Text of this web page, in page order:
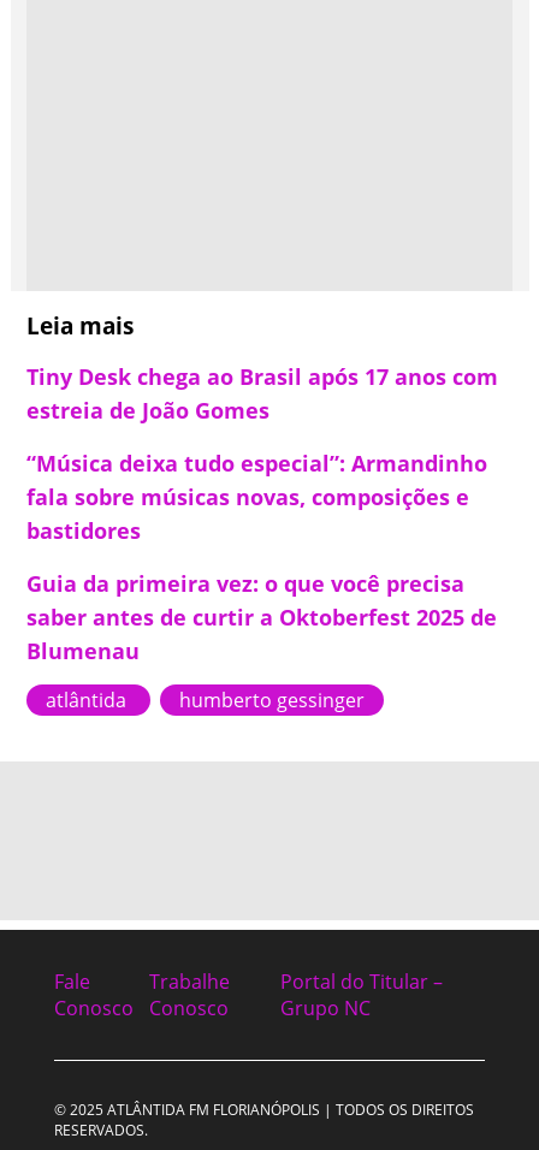
Leia mais
Tiny Desk chega ao Brasil após 17 anos com
estreia de João Gomes
“Música deixa tudo especial”: Armandinho
fala sobre músicas novas, composições e
bastidores
Guia da primeira vez: o que você precisa
saber antes de curtir a Oktoberfest 2025 de
Blumenau
atlântida humberto gessinger
Fale
Conosco
Trabalhe
Conosco
Portal do Titular –
Grupo NC
© 2025 ATLÂNTIDA FM FLORIANÓPOLIS | TODOS OS DIREITOS
RESERVADOS.